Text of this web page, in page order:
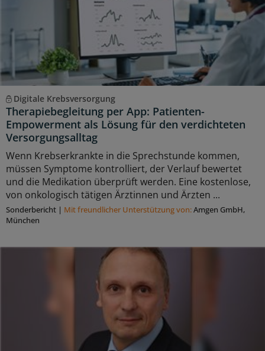
Digitale Krebsversorgung
Therapiebegleitung per App: Patienten-
Empowerment als Lösung für den verdichteten
Versorgungsalltag
Wenn Krebserkrankte in die Sprechstunde kommen,
müssen Symptome kontrolliert, der Verlauf bewertet
und die Medikation überprüft werden. Eine kostenlose,
von onkologisch tätigen Ärztinnen und Ärzten ...
Sonderbericht | Mit freundlicher Unterstützung von:Amgen GmbH,
München